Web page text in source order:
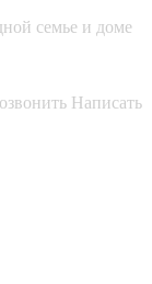
семье и доме
Написать